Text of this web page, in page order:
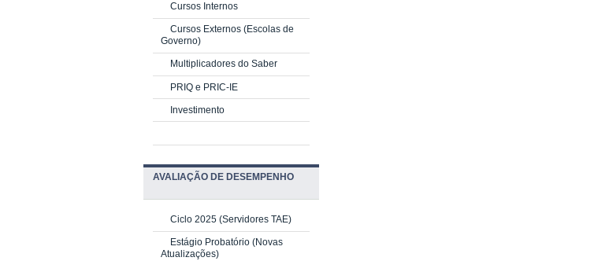
Cursos Internos
Cursos Externos (Escolas de
Governo)
Multiplicadores do Saber
PRIQ e PRIC-IE
Investimento
AVALIAÇÃO DE DESEMPENHO
Ciclo 2025 (Servidores TAE)
Estágio Probatório (Novas
Atualizações)